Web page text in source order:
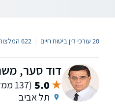
20 עורכי דין ביטוח חיים 622 המלצות
דוד סער,
5.0 (137 ממליצים)
תל אביב